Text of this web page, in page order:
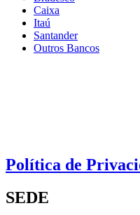
Caixa
Itaú
Santander
Outros Bancos
Política de
SEDE